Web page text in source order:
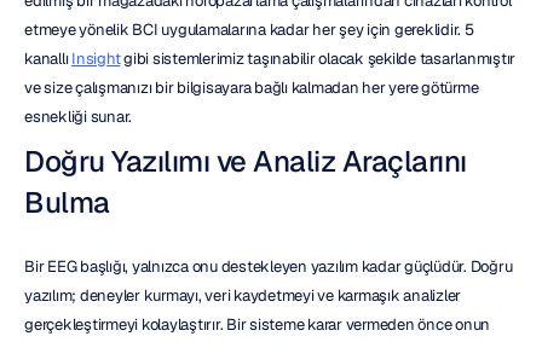
etmeye yönelik BCI uygulamalarına kadar her şey için gereklidir. 5
kanallı Insight gibi sistemlerimiz taşınabilir olacak şekilde tasarlanmıştır
ve size çalışmanızı bir bilgisayara bağlı kalmadan her yere götürme
esnekliği sunar.
Doğru Yazılımı ve Analiz Araçlarını
Bulma
Bir EEG başlığı, yalnızca onu destekleyen yazılım kadar güçlüdür. Doğru
yazılım; deneyler kurmayı, veri kaydetmeyi ve karmaşık analizler
gerçekleştirmeyi kolaylaştırır. Bir sisteme karar vermeden önce onun